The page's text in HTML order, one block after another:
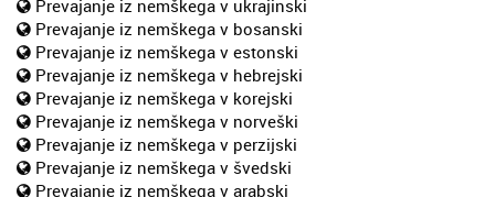
Prevajanje iz nemškega v ukrajinski
Prevajanje iz nemškega v bosanski
Prevajanje iz nemškega v estonski
Prevajanje iz nemškega v hebrejski
Prevajanje iz nemškega v korejski
Prevajanje iz nemškega v norveški
Prevajanje iz nemškega v perzijski
Prevajanje iz nemškega v švedski
Prevajanje iz nemškega v arabski